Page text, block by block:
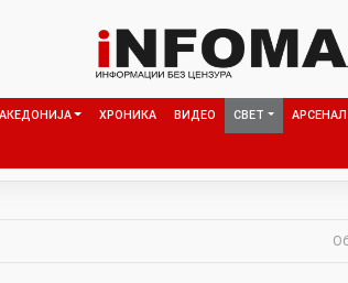
ХРОНИКА ВИДЕО СВЕТ АРСЕНАЛ